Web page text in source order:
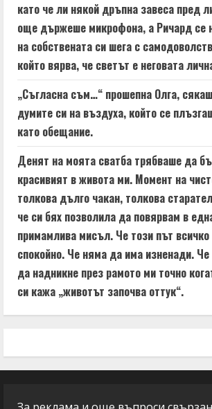
като че ли някой дръпна завеса пред
още държеше микрофона, а Ричард се
на собствената си шега с
който вярва, че светът е неговата
„Съгласна съм…“ прошепна Олга,
думите си на въздуха, който се
като обещание.
Денят на моята сватба трябваше да
красивият в живота ми. Момент на
толкова дълго чакан, толкова
че си бях позволила да повярвам в
примамлива мисъл. Че този път
спокойно. Че няма да има изненади.
да надникне през рамото ми точно
си кажа „животът започва оттук“.